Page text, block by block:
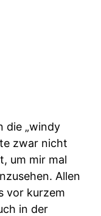
die „windy
zwar nicht
um mir mal
Allen
vor kurzem
in der